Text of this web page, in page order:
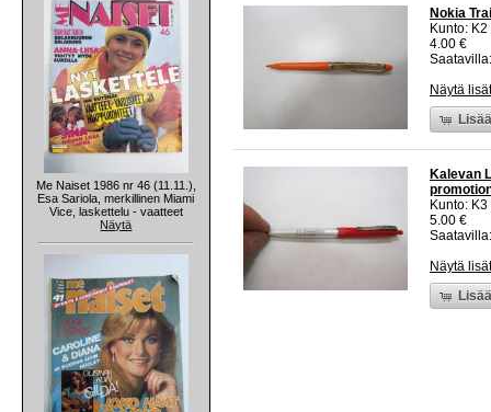
Me Naiset 1986 nr 46 (11.11.),
Esa Sariola, merkillinen Miami
Vice, laskettelu - vaatteet
Näytä
Nokia
Kunto:
4.00 €
Näytä
Kalevan
Kunto:
5.00 €
Näytä